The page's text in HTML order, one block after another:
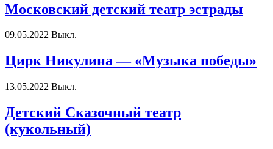
Московский детский театр эстрады
09.05.2022 Выкл.
Цирк Никулина — «Музыка победы»
13.05.2022 Выкл.
Детский Сказочный театр
(кукольный)